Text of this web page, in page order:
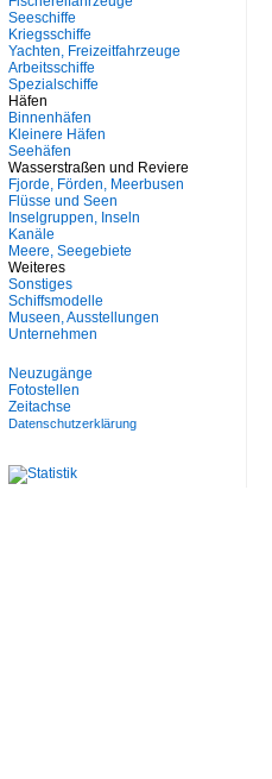
Seeschiffe
Kriegsschiffe
Yachten, Freizeitfahrzeuge
Arbeitsschiffe
Spezialschiffe
Häfen
Binnenhäfen
Kleinere Häfen
Seehäfen
Wasserstraßen und Reviere
Fjorde, Förden, Meerbusen
Flüsse und Seen
Inselgruppen, Inseln
Kanäle
Meere, Seegebiete
Weiteres
Sonstiges
Schiffsmodelle
Museen, Ausstellungen
Unternehmen
Neuzugänge
Fotostellen
Zeitachse
Datenschutzerklärung